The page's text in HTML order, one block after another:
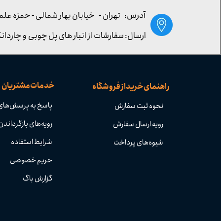
راهنمای خرید از فروشگاه
نحوه ثبت سفارش
رویه ارسال سفارش
شیوه‌های پرداخت
خدمات مشتریان
پاسخ به
رویه‌های
شرایط استفاده
حریم خصوصی
گزارش باگ
آدرس: تهران - خیابان بهار شمالی - حمزه
ارسال: سفارشات از انبار های پل چوبی و